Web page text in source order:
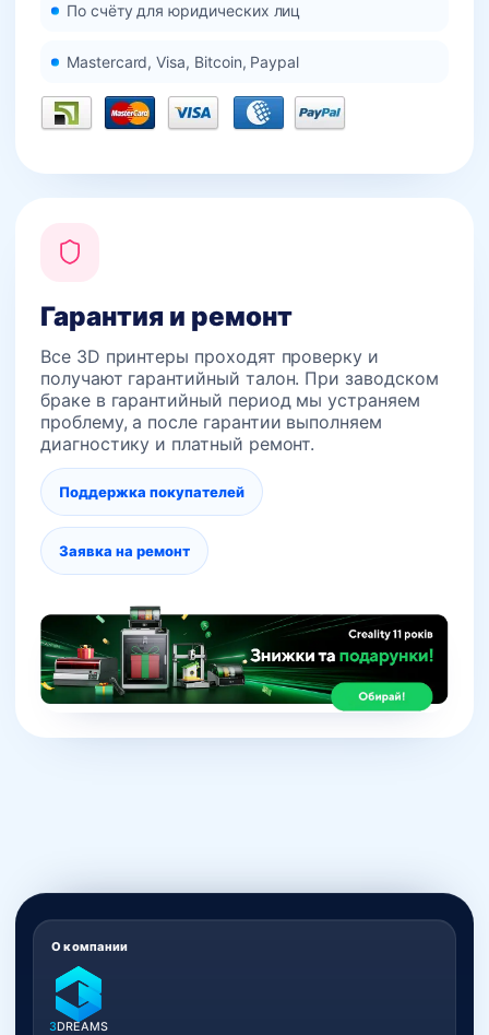
По счёту для юридических лиц
Mastercard, Visa, Bitcoin, Paypal
Гарантия и ремонт
Все 3D принтеры проходят проверку и
получают гарантийный талон. При заводском
браке в гарантийный период мы устраняем
проблему, а после гарантии выполняем
диагностику и платный ремонт.
Поддержка покупателей
Заявка на ремонт
О компании
3DREAMS